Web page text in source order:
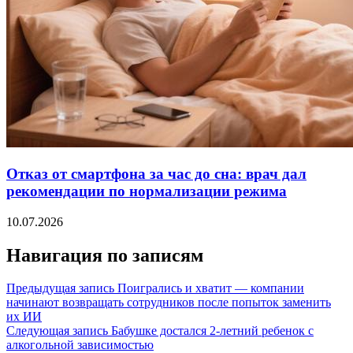
Отказ от смартфона за час до сна: врач дал
рекомендации по нормализации режима
10.07.2026
Навигация по записям
Предыдущая запись Поигрались и хватит — компании
начинают возвращать сотрудников после попыток заменить
их ИИ
Следующая запись Бабушке достался 2-летний ребенок с
алкогольной зависимостью